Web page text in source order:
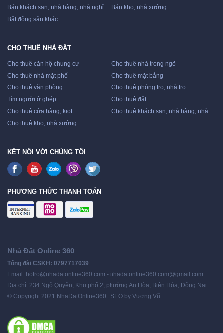
Bán khách sạn, nhà hàng, nhà nghỉ
Bán kho, nhà xưởng
Bất động sản khác
CHO THUÊ NHÀ ĐẤT
Cho thuê căn hộ chung cư
Cho thuê nhà trong ngõ
Cho thuê nhà mặt phố
Cho thuê mặt bằng
Cho thuê văn phòng
Cho thuê phòng trọ, nhà trọ
Tìm người ở ghép
Cho thuê đất
Cho thuê cửa hàng, kiot
Cho thuê khách sạn, nhà hàng, nhà nghỉ
Cho thuê kho, nhà xưởng
KẾT NỐI VỚI CHÚNG TÔI
PHƯƠNG THỨC THANH TOÁN
Nhà Đất Online 360
Tổng đài CSKH: 0797717039
Email: hotro@nhadatonline360.com - nhadatonline360.com@gmail.com
Địa chỉ: 234 Ngô Quyền, Khu phố 2, phường An Hòa, Biên Hòa, Đồng Nai
© Copyright 2021 NhaDatOnline360 . SEO by Vương Vũ